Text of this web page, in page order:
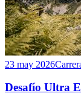
23 may 2026
Desafío Ultra